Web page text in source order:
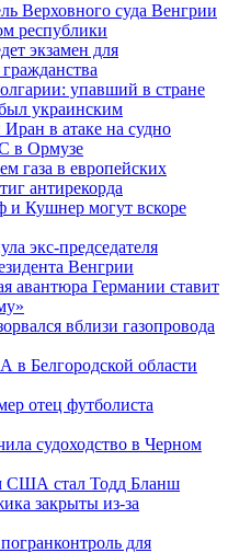
Верховного суда Венгрии
республики
экзамен для
упавший в стране
украинским
в атаке на судно
в Ормузе
газа в европейских
антирекорда
Кушнер могут вскоре
экс-председателя
Венгрии
авантюра Германии ставит
вблизи газопровода
в Белгородской области
отец футболиста
судоходство в Черном
США стал Тодд Бланш
закрыты из-за
для